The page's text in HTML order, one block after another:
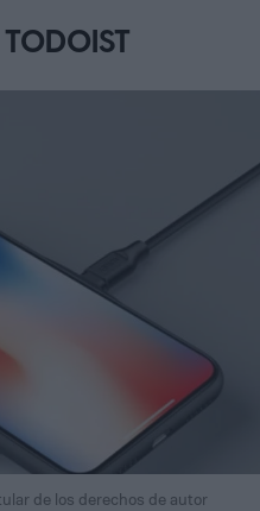
de los derechos de autor